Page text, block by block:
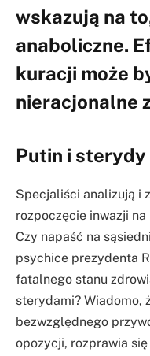
wskazują na
anaboliczne.
kuracji może
nieracjonalne
Putin i sterydy
Specjaliści analizują i
rozpoczęcie inwazji
Czy napaść na
psychice prezydenta
fatalnego stanu
sterydami? Wiadomo,
bezwzględnego
opozycji, rozprawia